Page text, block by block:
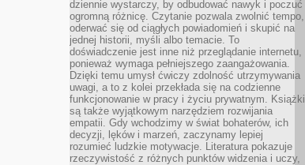
dziennie wystarczy, by odbudować nawyk i poczuć
ogromną różnicę. Czytanie pozwala zwolnić tempo,
oderwać się od ciągłych powiadomień i skupić na
jednej historii, myśli albo temacie. To
doświadczenie jest inne niż przeglądanie internetu,
ponieważ wymaga pełniejszego zaangażowania.
Dzięki temu umysł ćwiczy zdolność utrzymywania
uwagi, a to z kolei przekłada się na codzienne
funkcjonowanie w pracy i życiu prywatnym. Książki
są także wyjątkowym narzędziem rozwijania
empatii. Gdy wchodzimy w świat bohaterów, ich
decyzji, lęków i marzeń, zaczynamy lepiej
rozumieć ludzkie motywacje. Literatura pokazuje
rzeczywistość z różnych punktów widzenia i uczy,